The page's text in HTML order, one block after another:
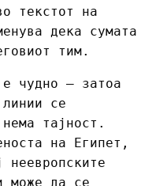
текстот на
дека сумата
тим.
чудно – затоа
се
тајност.
на Египет,
може да се